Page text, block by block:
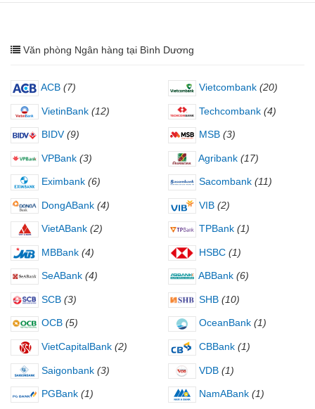
Văn phòng Ngân hàng tại Bình Dương
ACB (7) Vietcombank (20)
VietinBank (12) Techcombank (4)
BIDV (9) MSB (3)
VPBank (3) Agribank (17)
Eximbank (6) Sacombank (11)
DongABank (4) VIB (2)
VietABank (2) TPBank (1)
MBBank (4) HSBC (1)
SeABank (4) ABBank (6)
SCB (3) SHB (10)
OCB (5) OceanBank (1)
VietCapitalBank (2) CBBank (1)
Saigonbank (3) VDB (1)
PGBank (1) NamABank (1)